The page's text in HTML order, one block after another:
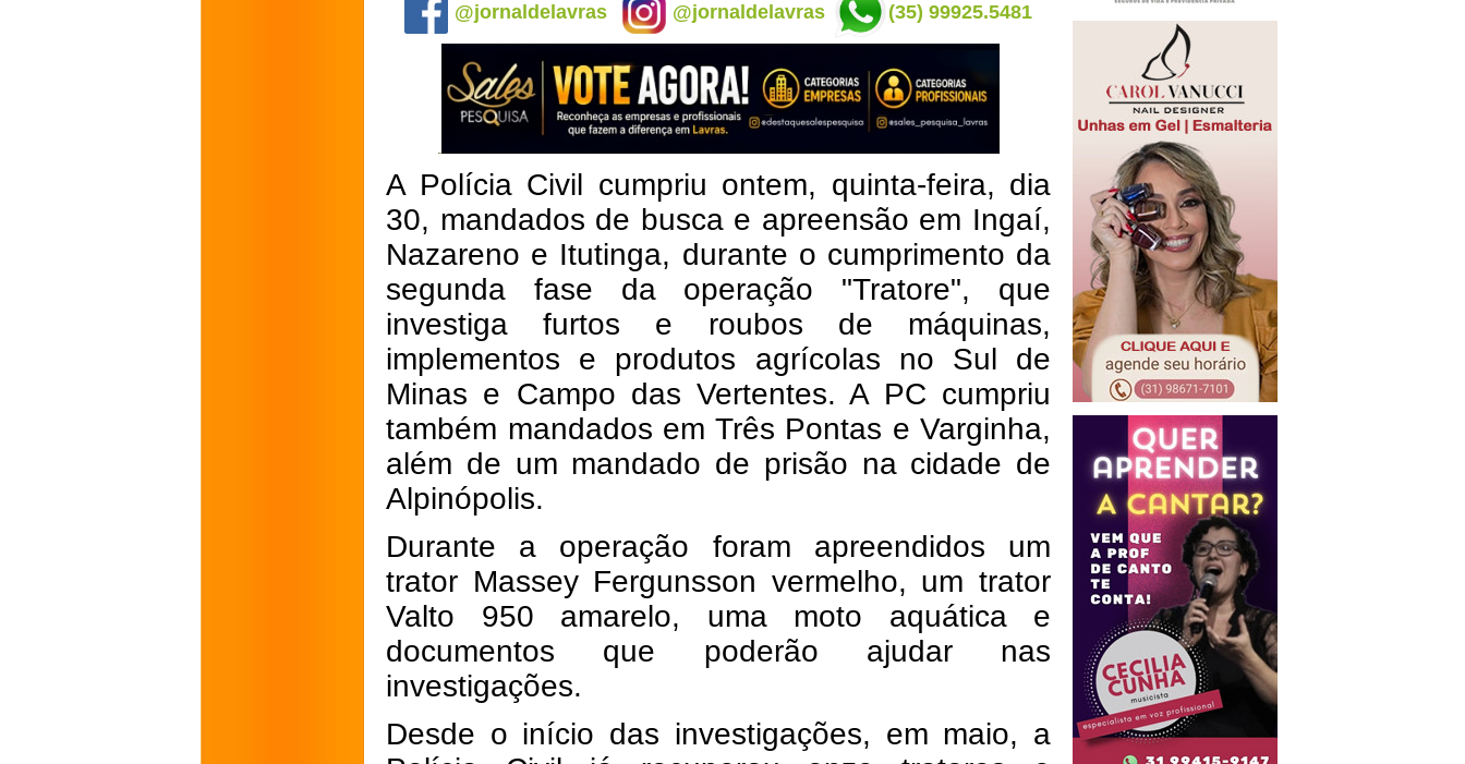
@jornaldelavras @jornaldelavras (35) 99925.5481
A Polícia Civil cumpriu ontem, quinta-feira, dia
30, mandados de busca e apreensão em Ingaí,
Nazareno e Itutinga, durante o cumprimento da
segunda fase da operação "Tratore", que
investiga furtos e roubos de máquinas,
implementos e produtos agrícolas no Sul de
Minas e Campo das Vertentes. A PC cumpriu
também mandados em Três Pontas e Varginha,
além de um mandado de prisão na cidade de
Alpinópolis.
Durante a operação foram apreendidos um
trator Massey Fergunsson vermelho, um trator
Valto 950 amarelo, uma moto aquática e
documentos que poderão ajudar nas
investigações.
Desde o início das investigações, em maio, a